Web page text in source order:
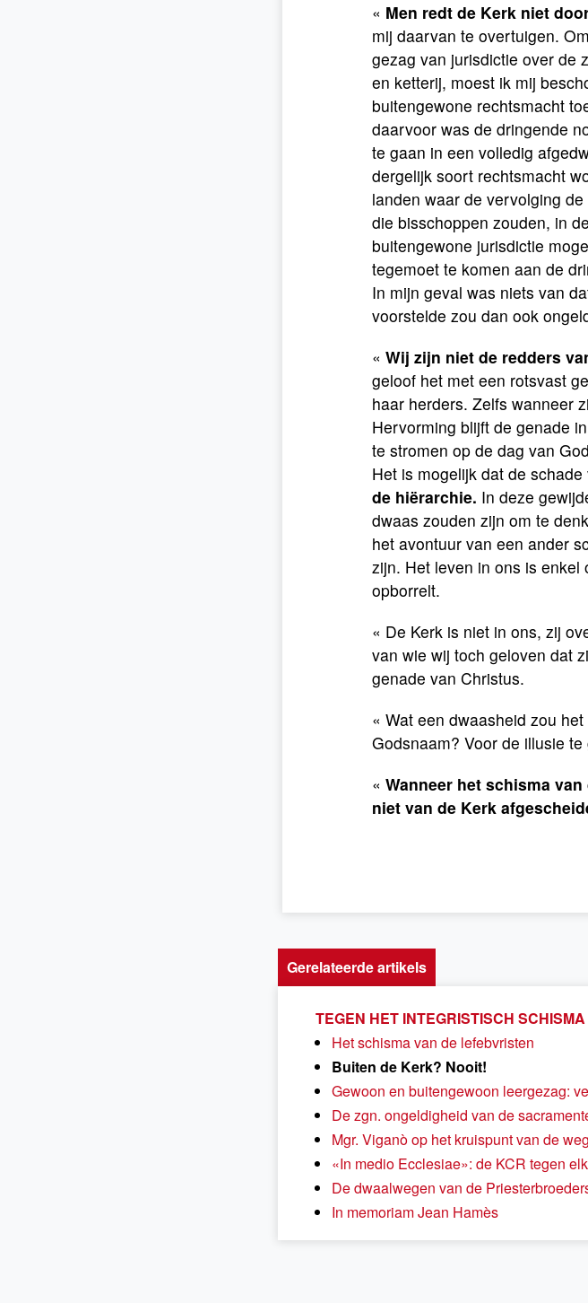
« Men redt de Kerk niet
mij daarvan te overtuigen.
gezag van jurisdictie over de
en ketterij, moest ik mij
buitengewone rechtsmacht
daarvoor was de dringende
te gaan in een volledig
dergelijk soort rechtsmacht
landen waar de vervolging
die bisschoppen zouden, in
buitengewone jurisdictie
tegemoet te komen aan de
In mijn geval was niets van
voorstelde zou dan ook
« Wij zijn niet de redders
geloof het met een rotsvast
haar herders. Zelfs wanneer
Hervorming blijft de genade
te stromen op de dag van
Het is mogelijk dat de
de hiërarchie. In deze
dwaas zouden zijn om te
het avontuur van een ander
zijn. Het leven in ons is
opborrelt.
« De Kerk is niet in ons, zij
van wie wij toch geloven dat
genade van Christus.
« Wat een dwaasheid zou
Godsnaam? Voor de illusie
« Wanneer het schisma
niet van de Kerk
Gerelateerde artikels
TEGEN HET INTEGRISTISCH SCHISMA
Het schisma van de lefebvristen
Buiten de Kerk? Nooit!
Gewoon en buitengewoon leergezag:
De zgn. ongeldigheid van de
Mgr. Viganò op het kruispunt van de
«In medio Ecclesiae»: de KCR tegen
De dwaalwegen van de
In memoriam Jean Hamès